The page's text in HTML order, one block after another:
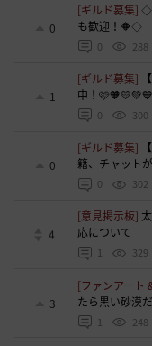
0
[ギルド募集]
も歓迎！🔶◇
0 288
1
[ギルド募集]
中！
0 300
0
[ギルド募集]
籍、チャット
0 302
4
[意見掲示板]
応について
1 329
3
[ファンアート
たら黒い砂漠
1 248